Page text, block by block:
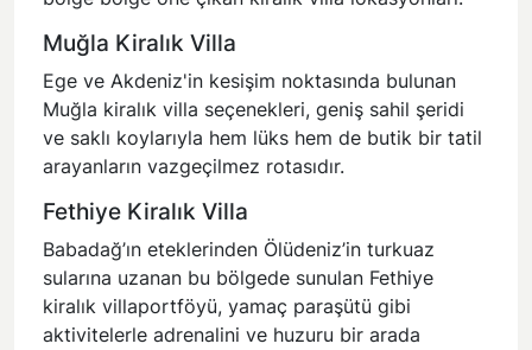
Muğla Kiralık Villa
Ege ve Akdeniz'in kesişim noktasında bulunan
Muğla kiralık villa seçenekleri, geniş sahil şeridi
ve saklı koylarıyla hem lüks hem de butik bir tatil
arayanların vazgeçilmez rotasıdır.
Fethiye Kiralık Villa
Babadağ’ın eteklerinden Ölüdeniz’in turkuaz
sularına uzanan bu bölgede sunulan Fethiye
kiralık villaportföyü, yamaç paraşütü gibi
aktivitelerle adrenalini ve huzuru bir arada